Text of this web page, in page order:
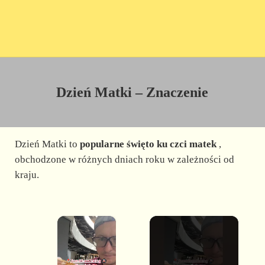
Dzień Matki – Znaczenie
Dzień Matki to popularne święto ku czci matek,
obchodzone w różnych dniach roku w zależności od
kraju.
×